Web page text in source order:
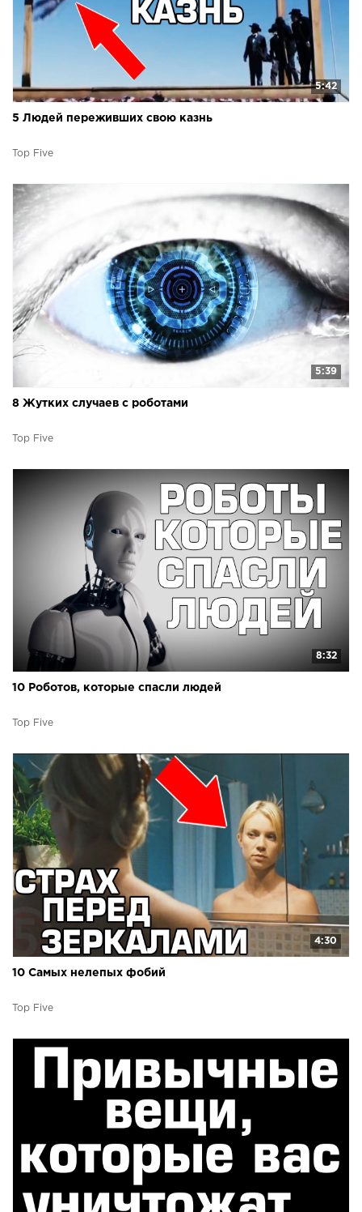
5:42
5 Людей переживших свою казнь
Top Five
5:39
8 Жутких случаев с роботами
Top Five
8:32
10 Роботов, которые спасли людей
Top Five
4:30
10 Самых нелепых фобий
Top Five